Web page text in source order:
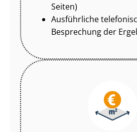
Seiten)
Ausführliche
Besprechung der